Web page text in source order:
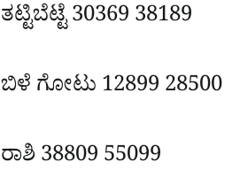
ತಟ್ಟಿಬೆಟ್ಟೆ30369 38189
ಬಿಳೆ ಗೋಟು 12899 28500
ರಾಶಿ38809 55099